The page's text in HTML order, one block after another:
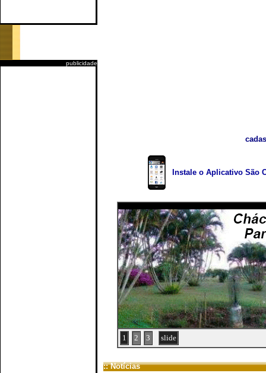
publicidade
Instale o Aplicativo São
1 2 3 slide
:: Notícias